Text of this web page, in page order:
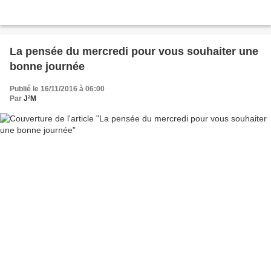
La pensée du mercredi pour vous souhaiter une
bonne journée
Publié le 16/11/2016 à 06:00
Par J²M